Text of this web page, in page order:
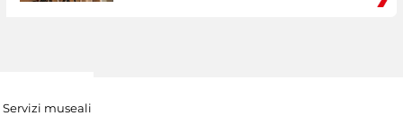
Servizi museali